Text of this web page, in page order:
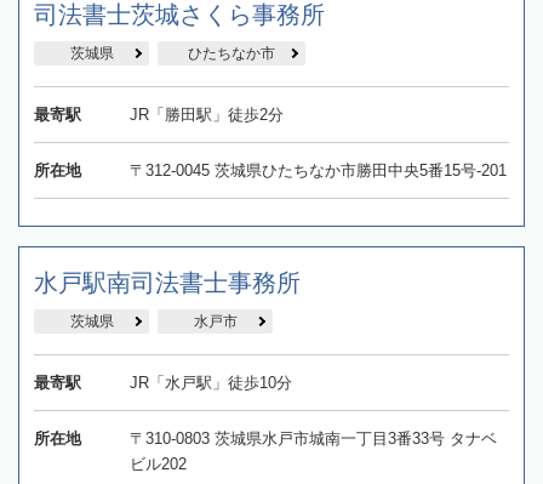
司法書士茨城さくら事務所
茨城県 ひたちなか市
最寄駅 JR「勝田駅」徒歩2分
所在地 〒312-0045 茨城県ひたちなか市勝田中央5番15号-201
水戸駅南司法書士事務所
茨城県 水戸市
最寄駅 JR「水戸駅」徒歩10分
所在地
〒310-0803 茨城県水戸市城南一丁目3番33号 タナベ
ビル202